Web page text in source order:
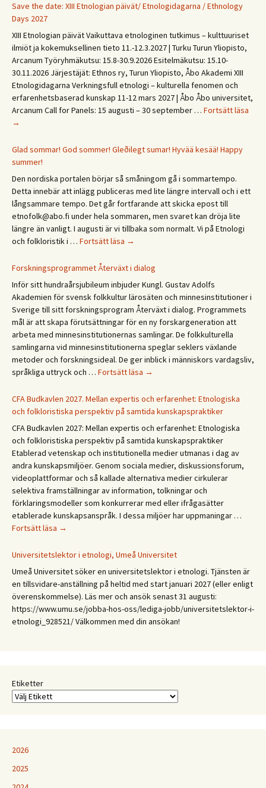
Save the date: XIII Etnologian päivät/ Etnologidagarna / Ethnology
Days 2027
XIII Etnologian päivät Vaikuttava etnologinen tutkimus – kulttuuriset
ilmiöt ja kokemuksellinen tieto 11.-12.3.2027 | Turku Turun Yliopisto,
Arcanum Työryhmäkutsu: 15.8-30.9.2026 Esitelmäkutsu: 15.10-
30.11.2026 Järjestäjät: Ethnos ry, Turun Yliopisto, Åbo Akademi XIII
Etnologidagarna Verkningsfull etnologi – kulturella fenomen och
erfarenhetsbaserad kunskap 11-12 mars 2027 | Åbo Åbo universitet,
Arcanum Call for Panels: 15 augusti – 30 september … Fortsätt läsa
/
→
Glad sommar! God sommer! Gleðilegt sumar! Hyvää kesää! Happy
summer!
Den nordiska portalen börjar så småningom gå i sommartempo.
Detta innebär att inlägg publiceras med lite längre intervall och i ett
långsammare tempo. Det går fortfarande att skicka epost till
etnofolk@abo.fi under hela sommaren, men svaret kan dröja lite
längre än vanligt. I augusti är vi tillbaka som normalt. Vi på Etnologi
och folkloristik i … Fortsätt läsa Glad
God
Gleðilegt
sumar!
Hyvää
kesää!
Happy
summer!
→
Forskningsprogrammet Återväxt i dialog
Inför sitt hundraårsjubileum inbjuder Kungl. Gustav Adolfs
Akademien för svensk folkkultur lärosäten och minnesinstitutioner i
Sverige till sitt forskningsprogram Återväxt i dialog. Programmets
mål är att skapa förutsättningar för en ny forskargeneration att
arbeta med minnesinstitutionernas samlingar. De folkkulturella
samlingarna vid minnesinstitutionerna speglar seklers växlande
metoder och forskningsideal. De ger inblick i människors vardagsliv,
språkliga uttryck och … Fortsätt läsa Forskningsprogrammet
i
dialog
→
CFA Budkavlen 2027. Mellan expertis och erfarenhet: Etnologiska
och folkloristiska perspektiv på samtida kunskapspraktiker
CFA Budkavlen 2027: Mellan expertis och erfarenhet: Etnologiska
och folkloristiska perspektiv på samtida kunskapspraktiker
Etablerad vetenskap och institutionella medier utmanas i dag av
andra kunskapsmiljöer. Genom sociala medier, diskussionsforum,
videoplattformar och så kallade alternativa medier cirkulerar
selektiva framställningar av information, tolkningar och
förklaringsmodeller som konkurrerar med eller ifrågasätter
etablerade kunskapsanspråk. I dessa miljöer har uppmaningar …
Fortsätt läsa CFA
2027.
expertis
och
erfarenhet:
Etnologiska
och
kunskapspraktiker
→
Universitetslektor i etnologi, Umeå Universitet
Umeå Universitet söker en universitetslektor i etnologi. Tjänsten är
en tillsvidare-anställning på heltid med start januari 2027 (eller enligt
överenskommelse). Läs mer och ansök senast 31 augusti:
https://www.umu.se/jobba-hos-oss/lediga-jobb/universitetslektor-i-
etnologi_928521/ Välkommen med din ansökan!
Etiketter
2026
2025